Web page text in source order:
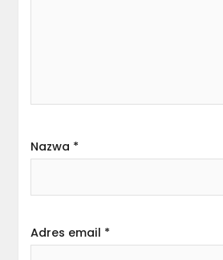
Nazwa *
Adres email *